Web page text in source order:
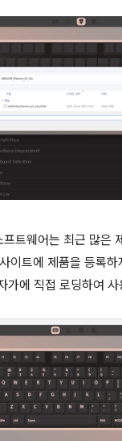
트웨어는 최근 많은
이트에 제품을 등록
가에 직접 로딩하여 사